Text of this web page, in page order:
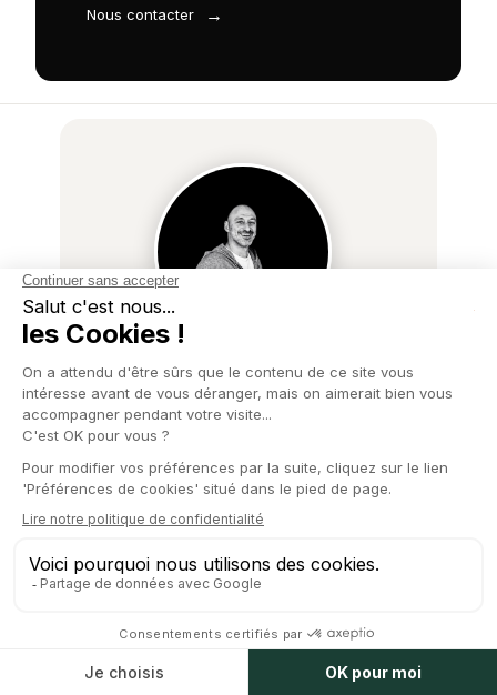
Nous contacter →
À PROPOS DE L'AUTEUR
Serge Vatine
CEO
Voir tous ses articles